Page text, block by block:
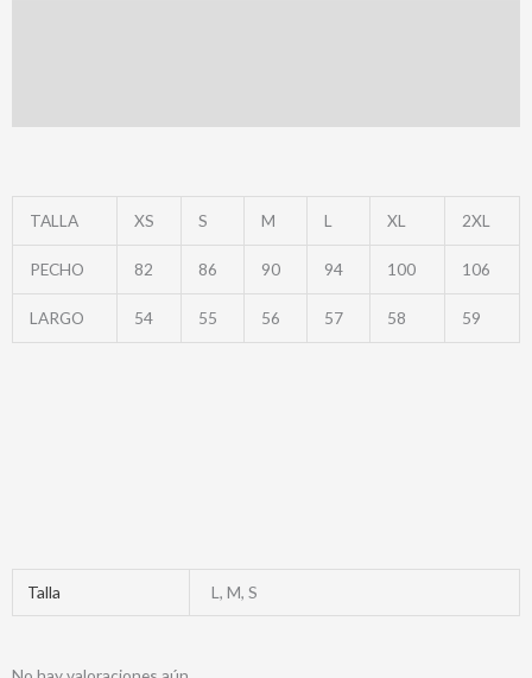
TALLA XS S M L XL 2XL
PECHO 82 86 90 94 100 106
LARGO 54 55 56 57 58 59
Talla L, M, S